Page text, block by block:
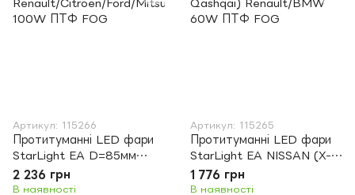
Артикул: 115266
Протитуманні LED фари
StarLight EA D=85мм
Renault/Citroen/Ford/Mits
ubishi/Peugeot/Subaru
2 236 грн
В наявності
Артикул: 115265
Протитуманні LED фари
StarLight EA NISSAN (X-
Trail. Teana. Qashqai)
Renault/BMW 60W ПТФ
1 776 грн
В наявності